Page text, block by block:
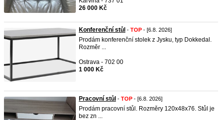
26 000 Kč
Konferenční stůl - TOP - [6.8. 2026]
Prodám konferenční stolek z Jysku, typ Dokkedal.
Rozměr ...
Ostrava - 702 00
1 000 Kč
Pracovní stůl - TOP - [6.8. 2026]
Prodám pracovní stůl. Rozměry 120x48x76. Stůl je
bez zn ...